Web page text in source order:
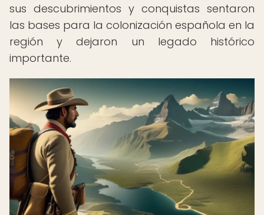
sus descubrimientos y conquistas sentaron
las bases para la colonización española en la
región y dejaron un legado histórico
importante.